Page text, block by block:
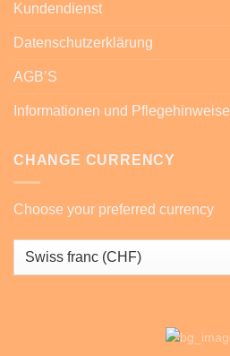
Kundendienst
Datenschutzerklärung
AGB’S
Informationen und Pflegehinweise
CHANGE CURRENCY
Choose your preferred currency